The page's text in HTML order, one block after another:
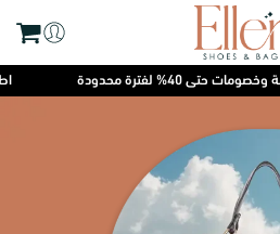
40% لفترة محدودة